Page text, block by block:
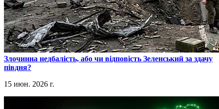
​Злочинна недбалість, або чи відповість Зеленський за здачу
півдня?
15 июн. 2026 г.